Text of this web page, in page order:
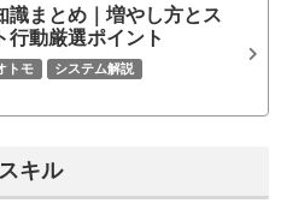
識まとめ｜増やし方とス
行動厳選ポイント
トモ システム解説
キル